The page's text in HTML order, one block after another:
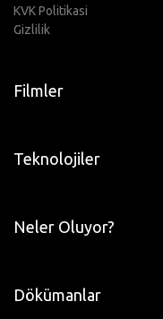
KVK Politikasi
Gizlilik
Filmler
Teknolojiler
Neler Oluyor?
Dökümanlar